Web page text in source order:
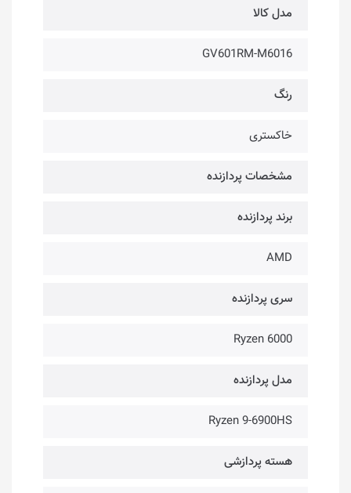
مدل کالا
GV601RM-M6016
رنگ
خاکستری
مشخصات پردازنده
برند پردازنده
AMD
سری پردازنده
Ryzen 6000
مدل پردازنده
Ryzen 9-6900HS
هسته پردازشی